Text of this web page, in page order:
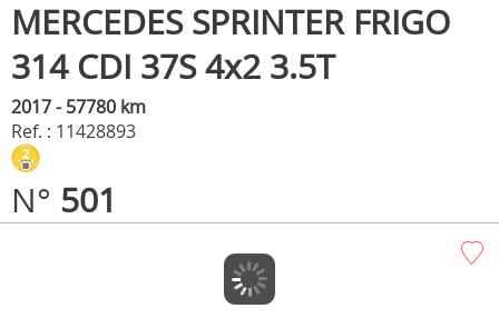
MERCEDES SPRINTER FRIGO
314 CDI 37S 4x2 3.5T
2017 - 57780 km
Ref. : 11428893
N° 501